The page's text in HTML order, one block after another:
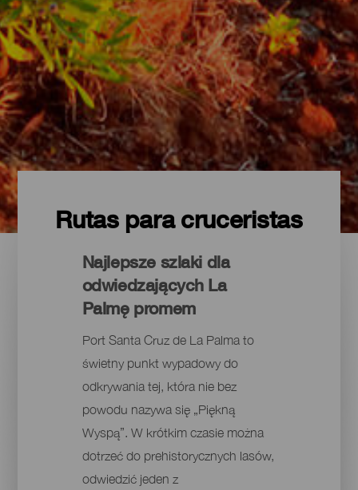
Rutas para cruceristas
Najlepsze szlaki dla
odwiedzających La
Palmę promem
Port Santa Cruz de La Palma to
świetny punkt wypadowy do
odkrywania tej, która nie bez
powodu nazywa się „Piękną
Wyspą”. W krótkim czasie można
dotrzeć do prehistorycznych lasów,
odwiedzić jeden z